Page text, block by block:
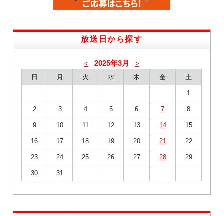
放送日から探す
< 2025年3月
>
日
月 火 水 木 金 土
1
2 3 4 5 6 7 8
9 10 11 12 13 14 15
16 17 18 19 20 21 22
23 24 25 26 27 28 29
30 31